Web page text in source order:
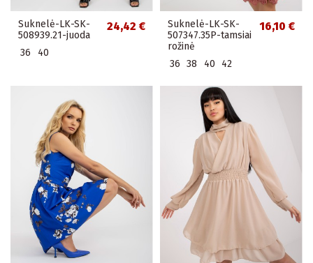
Suknelė-LK-SK-
508939.21-juoda
24,42 €
36 40
Suknelė-LK-SK-
507347.35P-tamsiai
rožinė
16,10 €
36 38 40 42